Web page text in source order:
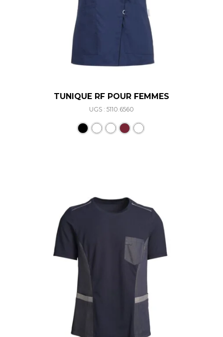
TUNIQUE RF POUR FEMMES
UGS : 5110.6560